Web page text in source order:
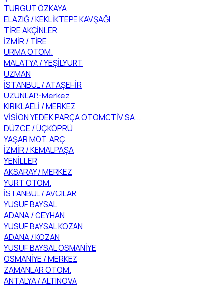
TURGUT ÖZKAYA
ELAZIĞ / KEKLİKTEPE KAVŞAĞI
TİRE AKÇİNLER
İZMİR / TİRE
URMA OTOM.
MALATYA / YEŞİLYURT
UZMAN
İSTANBUL / ATAŞEHİR
UZUNLAR-Merkez
KIRIKLAELİ / MERKEZ
VİSİON YEDEK PARÇA OTOMOTİV SA...
DÜZCE / ÜÇKÖPRÜ
YAŞAR MOT. ARÇ.
İZMİR / KEMALPAŞA
YENİLLER
AKSARAY / MERKEZ
YURT OTOM.
İSTANBUL / AVCILAR
YUSUF BAYSAL
ADANA / CEYHAN
YUSUF BAYSAL KOZAN
ADANA / KOZAN
YUSUF BAYSAL OSMANİYE
OSMANİYE / MERKEZ
ZAMANLAR OTOM.
ANTALYA / ALTINOVA